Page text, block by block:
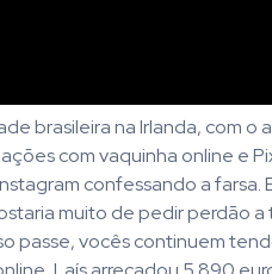
brasileira na Irlanda, com
com vaquinha online e
confessando a farsa.
muito de pedir perdão
passe, vocês continuem